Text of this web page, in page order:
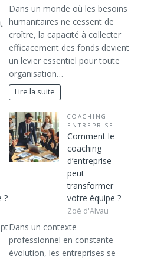
Dans un monde où les besoins
humanitaires ne cessent de
croître, la capacité à collecter
efficacement des fonds devient
un levier essentiel pour toute
organisation…
Lire la suite
?
COACHING
ENTREPRISE
Comment le
coaching
d’entreprise
peut
transformer
votre équipe ?
Zoé d'Alvau
Dans un contexte
professionnel en constante
évolution, les entreprises se